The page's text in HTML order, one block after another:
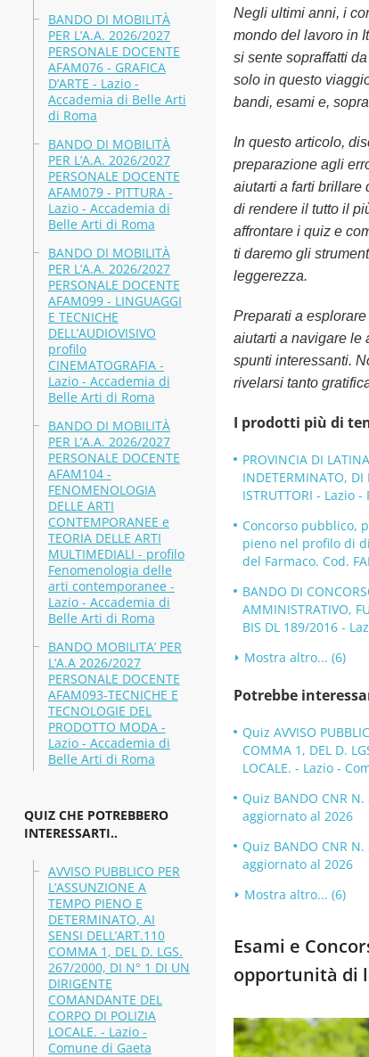
BANDO DI MOBILITÀ
PER L’A.A. 2026/2027
PERSONALE DOCENTE
AFAM076 - GRAFICA
D’ARTE - Lazio -
Accademia di Belle Arti
di Roma
BANDO DI MOBILITÀ
PER L’A.A. 2026/2027
PERSONALE DOCENTE
AFAM079 - PITTURA -
Lazio - Accademia di
Belle Arti di Roma
BANDO DI MOBILITÀ
PER L’A.A. 2026/2027
PERSONALE DOCENTE
AFAM099 - LINGUAGGI
E TECNICHE
DELL’AUDIOVISIVO
profilo
CINEMATOGRAFIA -
Lazio - Accademia di
Belle Arti di Roma
BANDO DI MOBILITÀ
PER L’A.A. 2026/2027
PERSONALE DOCENTE
AFAM104 -
FENOMENOLOGIA
DELLE ARTI
CONTEMPORANEE e
TEORIA DELLE ARTI
MULTIMEDIALI - profilo
Fenomenologia delle
arti contemporanee -
Lazio - Accademia di
Belle Arti di Roma
BANDO MOBILITA’ PER
L’A.A 2026/2027
PERSONALE DOCENTE
AFAM093-TECNICHE E
TECNOLOGIE DEL
PRODOTTO MODA -
Lazio - Accademia di
Belle Arti di Roma
QUIZ CHE POTREBBERO
INTERESSARTI..
AVVISO PUBBLICO PER
L’ASSUNZIONE A
TEMPO PIENO E
DETERMINATO, AI
SENSI DELL’ART.110
COMMA 1, DEL D. LGS.
267/2000, DI N° 1 DI UN
DIRIGENTE
COMANDANTE DEL
CORPO DI POLIZIA
LOCALE. - Lazio -
Comune di Gaeta
Negli ultimi anni, i
mondo del lavoro in
si sente sopraffatti
solo in questo
bandi, esami e,
In questo articolo,
preparazione agli
aiutarti a farti brillare
di rendere il tutto il
affrontare i quiz e
ti daremo gli
leggerezza.
Preparati a
aiutarti a navigare le
spunti interessanti.
rivelarsi tanto
I prodotti più di
PROVINCIA DI
INDETERMINATO, DI
ISTRUTTORI - Lazio
Concorso pubblico,
pieno nel profilo di
del Farmaco. Cod.
BANDO DI
AMMINISTRATIVO,
BIS DL 189/2016 -
Mostra altro... (6)
Potrebbe
Quiz AVVISO
COMMA 1, DEL D.
LOCALE. - Lazio -
Quiz BANDO CNR
aggiornato al 2026
Quiz BANDO CNR
aggiornato al 2026
Mostra altro... (6)
Esami e
opportunità di